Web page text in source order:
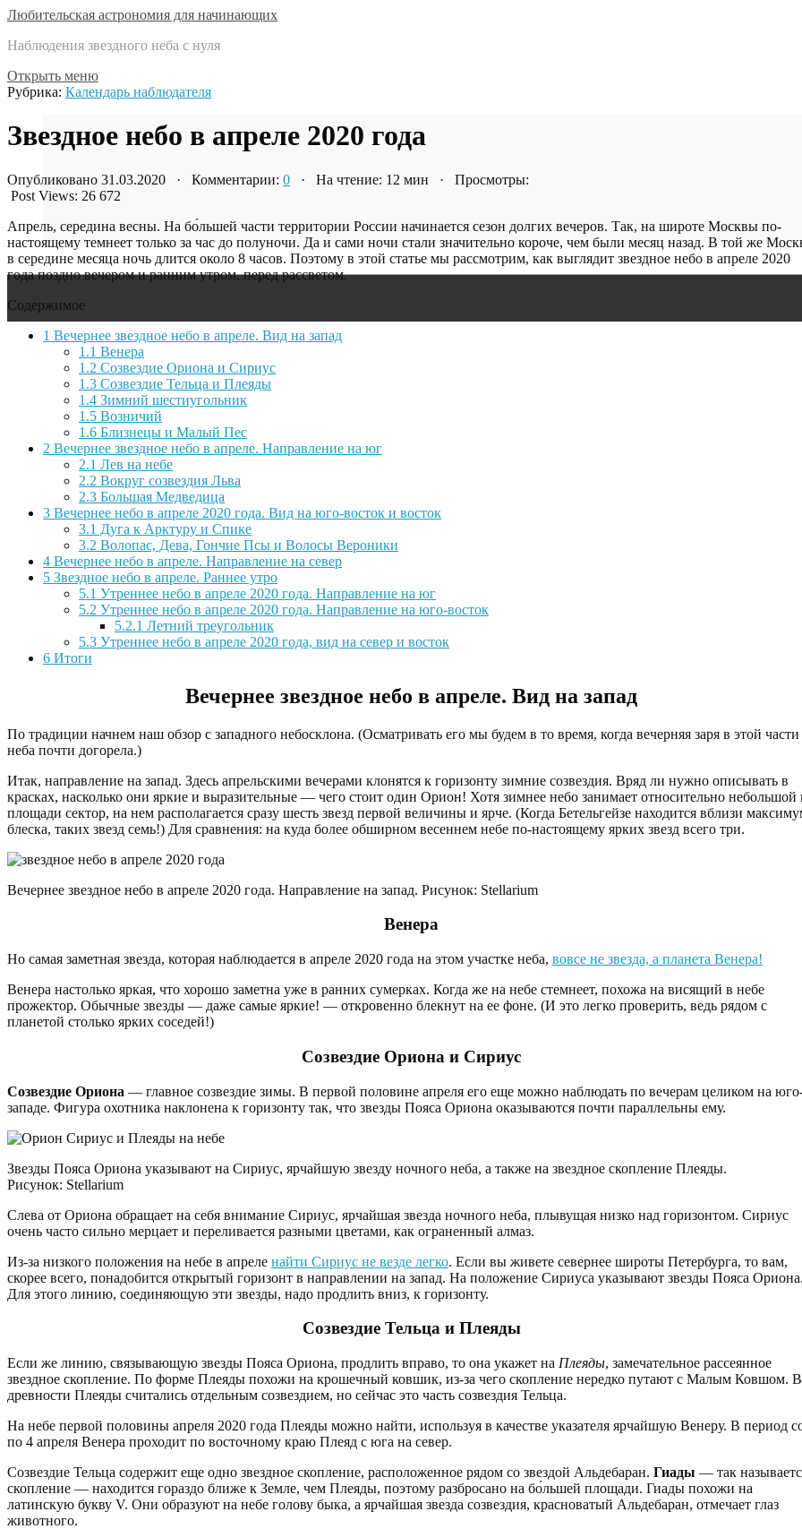
Любительская астрономия для начинающих
Наблюдения звездного неба с нуля
Открыть меню
Рубрика: Календарь наблюдателя
Звездное небо в апреле 2020 года
Опубликовано 31.03.2020 · Комментарии: 0 · На чтение: 12 мин · Просмотры:
Post Views: 26 672
Апрель, середина весны. На бо́льшей части территории России начинается сезон долгих вечеров. Так, на широте Москвы по-
настоящему темнеет только за час до полуночи. Да и сами ночи стали значительно короче, чем были месяц назад. В той же
в середине месяца ночь длится около 8 часов. Поэтому в этой статье мы рассмотрим, как выглядит звездное небо в апреле 2020
года поздно вечером и ранним утром, перед рассветом.
Содержимое
1 Вечернее звездное небо в апреле. Вид на запад
1.1 Венера
1.2 Созвездие Ориона и Сириус
1.3 Созвездие Тельца и Плеяды
1.4 Зимний шестиугольник
1.5 Возничий
1.6 Близнецы и Малый Пес
2 Вечернее звездное небо в апреле. Направление на юг
2.1 Лев на небе
2.2 Вокруг созвездия Льва
2.3 Большая Медведица
3 Вечернее небо в апреле 2020 года. Вид на юго-восток и восток
3.1 Дуга к Арктуру и Спике
3.2 Волопас, Дева, Гончие Псы и Волосы Вероники
4 Вечернее небо в апреле. Направление на север
5 Звездное небо в апреле. Раннее утро
5.1 Утреннее небо в апреле 2020 года. Направление на юг
5.2 Утреннее небо в апреле 2020 года. Направление на юго-восток
5.2.1 Летний треугольник
5.3 Утреннее небо в апреле 2020 года, вид на север и восток
6 Итоги
Вечернее звездное небо в апреле. Вид на запад
По традиции начнем наш обзор с западного небосклона. (Осматривать его мы будем в то время, когда вечерняя заря в этой части
неба почти догорела.)
Итак, направление на запад. Здесь апрельскими вечерами клонятся к горизонту зимние созвездия. Вряд ли нужно описывать в
красках, насколько они яркие и выразительные — чего стоит один Орион! Хотя зимнее небо занимает относительно небольшой
площади сектор, на нем располагается сразу шесть звезд первой величины и ярче. (Когда Бетельгейзе находится вблизи
блеска, таких звезд семь!) Для сравнения: на куда более обширном весеннем небе по-настоящему ярких звезд всего три.
Вечернее звездное небо в апреле 2020 года. Направление на запад. Рисунок: Stellarium
Венера
Но самая заметная звезда, которая наблюдается в апреле 2020 года на этом участке неба, вовсе не звезда, а планета Венера!
Венера настолько яркая, что хорошо заметна уже в ранних сумерках. Когда же на небе стемнеет, похожа на висящий в небе
прожектор. Обычные звезды — даже самые яркие! — откровенно блекнут на ее фоне. (И это легко проверить, ведь рядом с
планетой столько ярких соседей!)
Созвездие Ориона и Сириус
Созвездие Ориона — главное созвездие зимы. В первой половине апреля его еще можно наблюдать по вечерам целиком на
западе. Фигура охотника наклонена к горизонту так, что звезды Пояса Ориона оказываются почти параллельны ему.
Звезды Пояса Ориона указывают на Сириус, ярчайшую звезду ночного неба, а также на звездное скопление Плеяды.
Рисунок: Stellarium
Слева от Ориона обращает на себя внимание Сириус, ярчайшая звезда ночного неба, плывущая низко над горизонтом. Сириус
очень часто сильно мерцает и переливается разными цветами, как ограненный алмаз.
Из-за низкого положения на небе в апреле найти Сириус не везде легко. Если вы живете севернее широты Петербурга, то вам,
скорее всего, понадобится открытый горизонт в направлении на запад. На положение Сириуса указывают звезды Пояса
Для этого линию, соединяющую эти звезды, надо продлить вниз, к горизонту.
Созвездие Тельца и Плеяды
Если же линию, связывающую звезды Пояса Ориона, продлить вправо, то она укажет на Плеяды, замечательное рассеянное
звездное скопление. По форме Плеяды похожи на крошечный ковшик, из-за чего скопление нередко путают с Малым Ковшом. В
древности Плеяды считались отдельным созвездием, но сейчас это часть созвездия Тельца.
На небе первой половины апреля 2020 года Плеяды можно найти, используя в качестве указателя ярчайшую Венеру. В период
по 4 апреля Венера проходит по восточному краю Плеяд с юга на север.
Созвездие Тельца содержит еще одно звездное скопление, расположенное рядом со звездой Альдебаран. Гиады — так
скопление — находится гораздо ближе к Земле, чем Плеяды, поэтому разбросано на бо́льшей площади. Гиады похожи на
латинскую букву V. Они образуют на небе голову быка, а ярчайшая звезда созвездия, красноватый Альдебаран, отмечает глаз
животного.